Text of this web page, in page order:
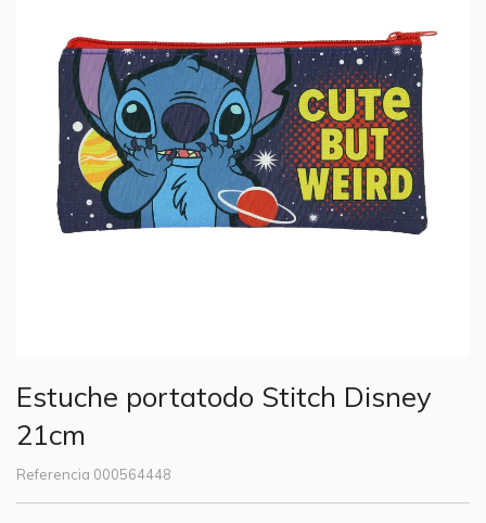
Estuche portatodo Stitch Disney
21cm
Referencia 000564448